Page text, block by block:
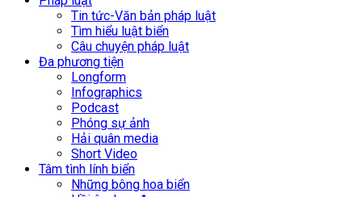
Tin tức-Văn bản pháp luật
Tìm hiểu luật biển
Câu chuyện pháp luật
Đa phương tiện
Longform
Infographics
Podcast
Phóng sự ảnh
Hải quân media
Short Video
Tâm tình lính biển
Những bông hoa biển